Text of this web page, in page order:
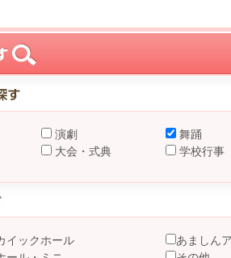
演劇
舞踊
大会・式典 学校行事
イックホール
あましん